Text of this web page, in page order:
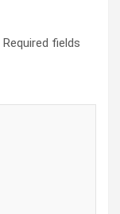
Required fields